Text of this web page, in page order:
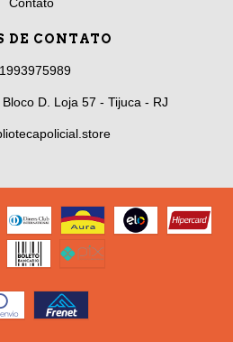
DE CONTATO
D. Loja 57 - Tijuca - RJ